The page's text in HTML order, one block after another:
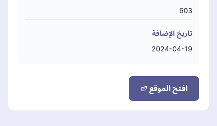
603
تاريخ الإضافة
2024-04-19
افتح الموقع